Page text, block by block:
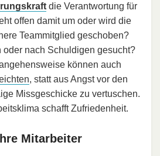
die Verantwortung für
offen damit um oder wird die
Teammitglied geschoben?
oder nach Schuldigen gesucht?
können auch
, statt aus Angst vor den
Missgeschicke zu vertuschen.
schafft Zufriedenheit.
Mitarbeiter